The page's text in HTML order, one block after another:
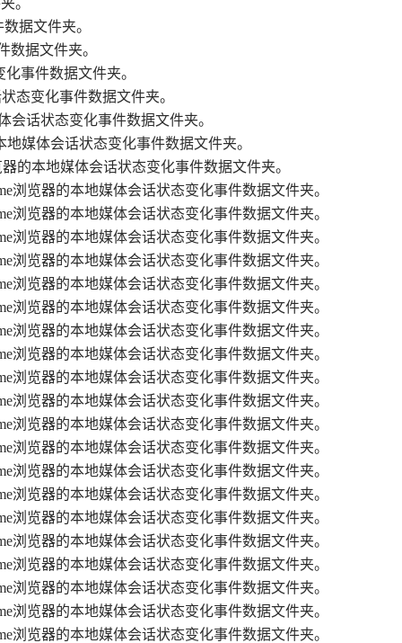
。
据文件夹。
数据文件夹。
化事件数据文件夹。
态变化事件数据文件夹。
会话状态变化事件数据文件夹。
地媒体会话状态变化事件数据文件夹。
器的本地媒体会话状态变化事件数据文件夹。
浏览器的本地媒体会话状态变化事件数据文件夹。
浏览器的本地媒体会话状态变化事件数据文件夹。
浏览器的本地媒体会话状态变化事件数据文件夹。
浏览器的本地媒体会话状态变化事件数据文件夹。
浏览器的本地媒体会话状态变化事件数据文件夹。
浏览器的本地媒体会话状态变化事件数据文件夹。
浏览器的本地媒体会话状态变化事件数据文件夹。
浏览器的本地媒体会话状态变化事件数据文件夹。
浏览器的本地媒体会话状态变化事件数据文件夹。
浏览器的本地媒体会话状态变化事件数据文件夹。
浏览器的本地媒体会话状态变化事件数据文件夹。
浏览器的本地媒体会话状态变化事件数据文件夹。
浏览器的本地媒体会话状态变化事件数据文件夹。
浏览器的本地媒体会话状态变化事件数据文件夹。
浏览器的本地媒体会话状态变化事件数据文件夹。
浏览器的本地媒体会话状态变化事件数据文件夹。
浏览器的本地媒体会话状态变化事件数据文件夹。
浏览器的本地媒体会话状态变化事件数据文件夹。
浏览器的本地媒体会话状态变化事件数据文件夹。
浏览器的本地媒体会话状态变化事件数据文件夹。